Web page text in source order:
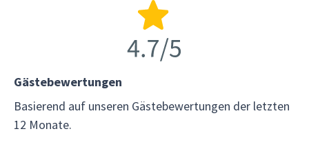
Gästebewertungen
Basierend auf unseren Gästebewertungen der letzten
12 Monate.